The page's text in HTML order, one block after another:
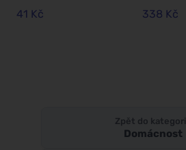
41 Kč 338 Kč
Zpět do
Domácnost